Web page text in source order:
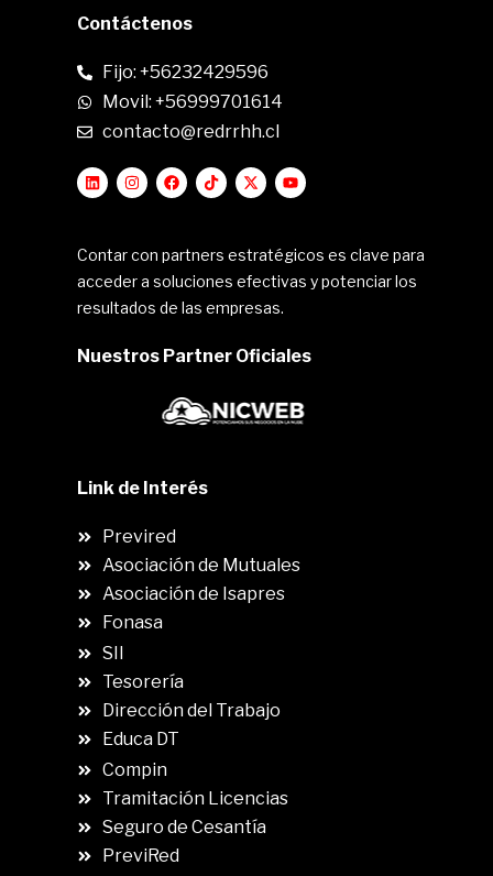
Contáctenos
Fijo: +56232429596
Movil: +56999701614
contacto@redrrhh.cl
Contar con partners estratégicos es clave para
acceder a soluciones efectivas y potenciar los
resultados de las empresas.
Nuestros Partner Oficiales
Link de Interés
Previred
Asociación de Mutuales
Asociación de Isapres
Fonasa
SII
Tesorería
Dirección del Trabajo
Educa DT
Compin
Tramitación Licencias
Seguro de Cesantía
PreviRed